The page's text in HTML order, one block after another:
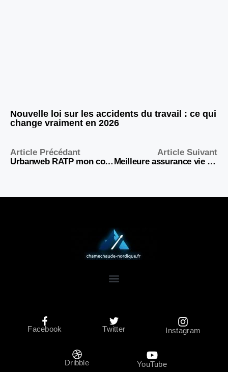
Nouvelle loi sur les accidents du travail : ce qui
change vraiment en 2026
Article Précédant
Urbanweb RATP mon compte : comment résoudre rapidement vos problèmes de connexion
Article Suivant
Meilleure assurance vie 2026 : oui, votre choix peut vous faire gagner (ou perdre) des milliers d’euros
Facebook Twitter Instagram
Dribble YouTube